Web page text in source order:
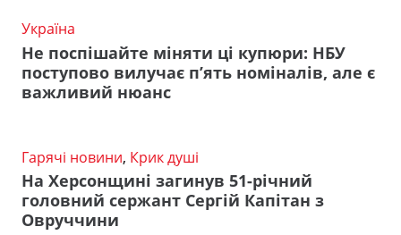
Україна
Не поспішайте міняти ці купюри: НБУ
поступово вилучає п’ять номіналів, але є
важливий нюанс
Гарячі новини, Крик душі
На Херсонщині загинув 51-річний
головний сержант Сергій Капітан з
Овруччини